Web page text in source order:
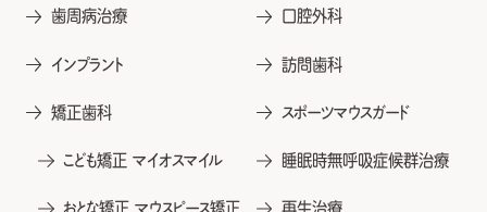
歯周病治療
インプラント
矯正歯科
こども矯正 マイオスマイル
おとな矯正 マウスピース矯正
口腔外科
訪問歯科
スポーツマウスガード
睡眠時無呼吸症候群治療
再生治療